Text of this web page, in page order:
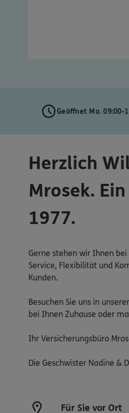
Geöffnet Mo. 09:00-
Herzlich
Mrosek.
1977.
Gerne stehen wir Ihnen
Service, Flexibilität und
Kunden.
Besuchen Sie uns in
bei Ihnen Zuhause oder
Ihr Versicherungsbüro
Die Geschwister Nadine &
Für Sie vor Ort